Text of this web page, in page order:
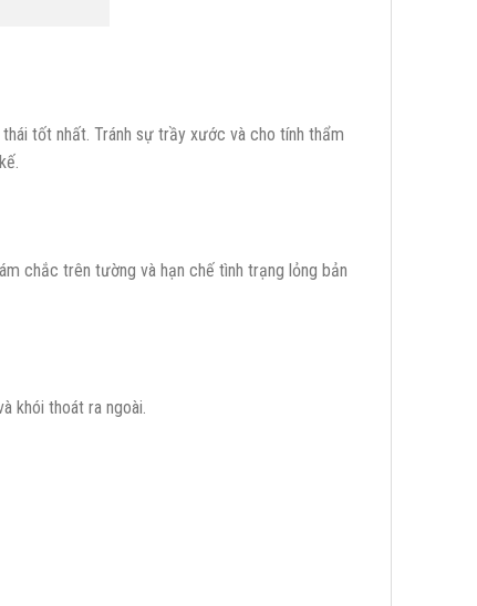
tốt nhất. Tránh sự trầy xước và cho tính thẩm
chắc trên tường và hạn chế tình trạng lỏng bản
khói thoát ra ngoài.